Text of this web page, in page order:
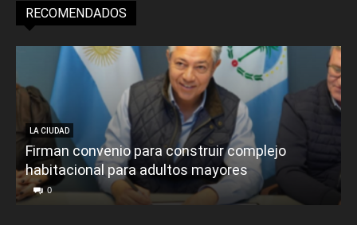
RECOMENDADOS
LA CIUDAD
Firman convenio para construir complejo
habitacional para adultos mayores
0